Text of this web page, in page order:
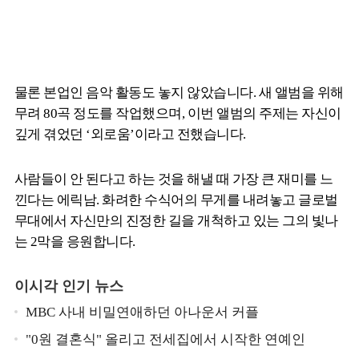
물론 본업인 음악 활동도 놓지 않았습니다. 새 앨범을 위해
무려 80곡 정도를 작업했으며, 이번 앨범의 주제는 자신이
깊게 겪었던 ‘외로움’이라고 전했습니다.
사람들이 안 된다고 하는 것을 해낼 때 가장 큰 재미를 느
낀다는 에릭남. 화려한 수식어의 무게를 내려놓고 글로벌
무대에서 자신만의 진정한 길을 개척하고 있는 그의 빛나
는 2막을 응원합니다.
이시각 인기 뉴스
MBC 사내 비밀연애하던 아나운서 커플
"0원 결혼식" 올리고 전세집에서 시작한 연예인